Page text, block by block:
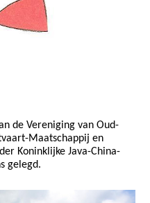
de Vereniging van Oud-
Maatschappij en
Koninklijke Java-China-
gelegd.